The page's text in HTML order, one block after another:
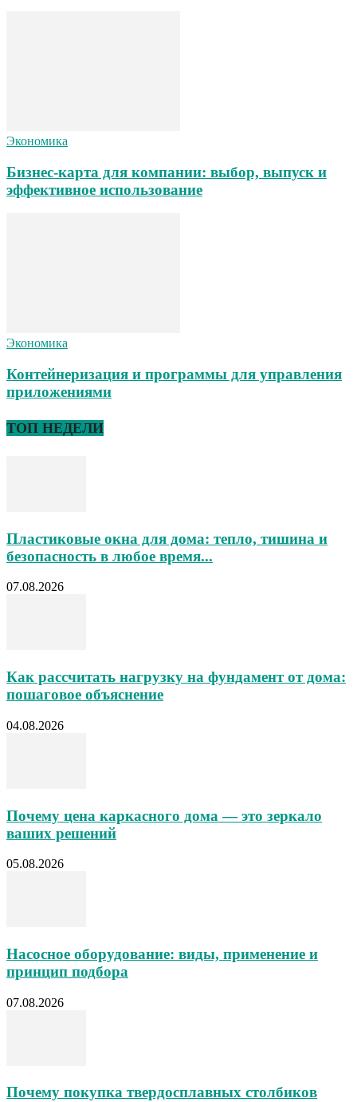
Экономика
Бизнес-карта для компании: выбор, выпуск и
эффективное использование
Экономика
Контейнеризация и программы для управления
приложениями
ТОП НЕДЕЛИ
Пластиковые окна для дома: тепло, тишина и
безопасность в любое время...
07.08.2026
Как рассчитать нагрузку на фундамент от дома:
пошаговое объяснение
04.08.2026
Почему цена каркасного дома — это зеркало
ваших решений
05.08.2026
Насосное оборудование: виды, применение и
принцип подбора
07.08.2026
Почему покупка твердосплавных столбиков